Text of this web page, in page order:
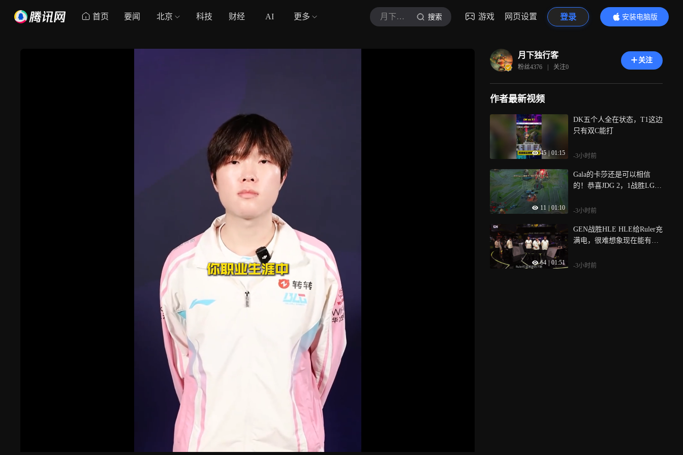
首页 要闻 北京 科技 财经 AI 更多 月下独行客 搜索 游戏 网页设置 登录
安装电脑版
内容更精彩
月下独行客
粉丝4376 | 关注0
关注
作者最新视频
45 | 01:15
DK五个人全在状态，T1这边
只有双C能打
-3小时前
11 01:10
Gala的卡莎还是可以相信
的！恭喜JDG 2，1战胜LG
-3小时前
64 01:51
GEN战胜HLE HLE给Ruler充
满电，很难想象现在能有被
-3小时前